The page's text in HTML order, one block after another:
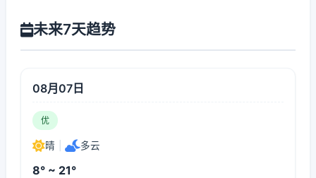
未来7天趋势
08月07日
优
晴 多云
8° ~ 21°